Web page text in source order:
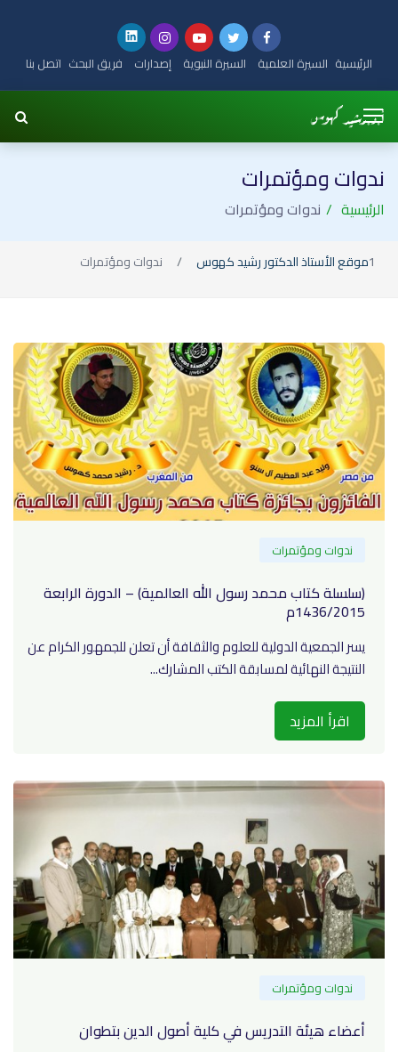
الرئيسية السيرة العلمية السيرة النبوية إصدارات فريق البحث اتصل بنا
ندوات ومؤتمرات
الرئيسية ندوات ومؤتمرات
موقع الأستاذ الدكتور رشيد كهوس ندوات ومؤتمرات
ندوات ومؤتمرات
(سلسلة كتاب محمد رسول الله العالمية) – الدورة الرابعة
1436/2015م
يسر الجمعية الدولية للعلوم والثقافة أن تعلن للجمهور الكرام عن
النتيجة النهائية لمسابقة الكتب المشارك...
اقرأ المزيد
ندوات ومؤتمرات
أعضاء هيئة التدريس في كلية أصول الدين بتطوان